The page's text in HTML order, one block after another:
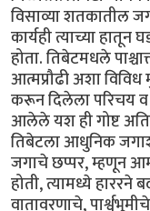
विसाव्या शतकातील
कार्यही त्याच्या
होता. तिबेटमधले
आत्मप्रौढी अशा विविध
करून दिलेला परिचय व
आलेले यश ही गोष्ट
तिबेटला आधुनिक
जगाचे छप्पर, म्हणून
होती, त्यामध्ये
वातावरणाचे,